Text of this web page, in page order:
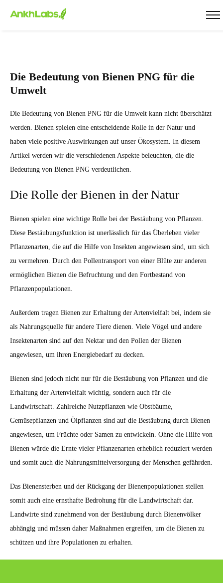
Die Bedeutung von Bienen PNG für die
Umwelt
Die Bedeutung von Bienen PNG für die Umwelt kann nicht überschätzt
werden. Bienen spielen eine entscheidende Rolle in der Natur und
haben viele positive Auswirkungen auf unser Ökosystem. In diesem
Artikel werden wir die verschiedenen Aspekte beleuchten, die die
Bedeutung von Bienen PNG verdeutlichen.
Die Rolle der Bienen in der Natur
Bienen spielen eine wichtige Rolle bei der Bestäubung von Pflanzen.
Diese Bestäubungsfunktion ist unerlässlich für das Überleben vieler
Pflanzenarten, die auf die Hilfe von Insekten angewiesen sind, um sich
zu vermehren. Durch den Pollentransport von einer Blüte zur anderen
ermöglichen Bienen die Befruchtung und den Fortbestand von
Pflanzenpopulationen.
Außerdem tragen Bienen zur Erhaltung der Artenvielfalt bei, indem sie
als Nahrungsquelle für andere Tiere dienen. Viele Vögel und andere
Insektenarten sind auf den Nektar und den Pollen der Bienen
angewiesen, um ihren Energiebedarf zu decken.
Bienen sind jedoch nicht nur für die Bestäubung von Pflanzen und die
Erhaltung der Artenvielfalt wichtig, sondern auch für die
Landwirtschaft. Zahlreiche Nutzpflanzen wie Obstbäume,
Gemüsepflanzen und Ölpflanzen sind auf die Bestäubung durch Bienen
angewiesen, um Früchte oder Samen zu entwickeln. Ohne die Hilfe von
Bienen würde die Ernte vieler Pflanzenarten erheblich reduziert werden
und somit auch die Nahrungsmittelversorgung der Menschen gefährden.
Das Bienensterben und der Rückgang der Bienenpopulationen stellen
somit auch eine ernsthafte Bedrohung für die Landwirtschaft dar.
Landwirte sind zunehmend von der Bestäubung durch Bienenvölker
abhängig und müssen daher Maßnahmen ergreifen, um die Bienen zu
schützen und ihre Populationen zu erhalten.